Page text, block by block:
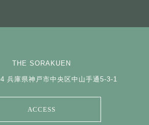
THE SORAKUEN
兵庫県神戸市中央区中山手通5-3-1
ACCESS